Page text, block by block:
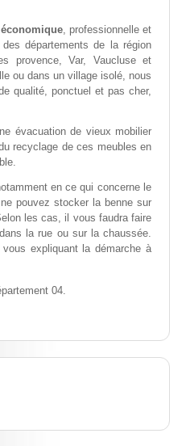
, professionnelle et
départements de la région
provence, Var, Vaucluse et
ou dans un village isolé, nous
qualité, ponctuel et pas cher,
évacuation de vieux mobilier
recyclage de ces meubles en
en ce qui concerne le
pouvez stocker la benne sur
les cas, il vous faudra faire
la rue ou sur la chaussée.
expliquant la démarche à
04.